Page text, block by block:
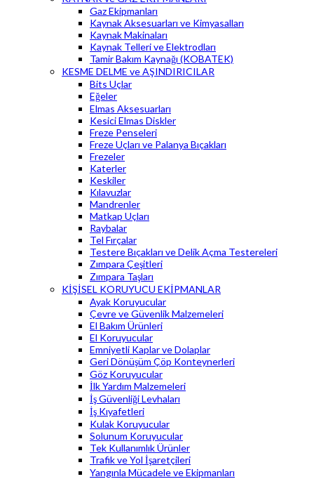
Gaz Ekipmanları
Kaynak Aksesuarları ve Kimyasalları
Kaynak Makinaları
Kaynak Telleri ve Elektrodları
Tamir Bakım Kaynağı (KOBATEK)
KESME DELME ve AŞINDIRICILAR
Bits Uçlar
Eğeler
Elmas Aksesuarları
Kesici Elmas Diskler
Freze Penseleri
Freze Uçları ve Palanya Bıçakları
Frezeler
Katerler
Keskiler
Kılavuzlar
Mandrenler
Matkap Uçları
Raybalar
Tel Fırçalar
Testere Bıçakları ve Delik Açma Testereleri
Zımpara Çeşitleri
Zımpara Taşları
KİŞİSEL KORUYUCU EKİPMANLAR
Ayak Koruyucular
Çevre ve Güvenlik Malzemeleri
El Bakım Ürünleri
El Koruyucular
Emniyetli Kaplar ve Dolaplar
Geri Dönüşüm Çöp Konteynerleri
Göz Koruyucular
İlk Yardım Malzemeleri
İş Güvenliği Levhaları
İş Kıyafetleri
Kulak Koruyucular
Solunum Koruyucular
Tek Kullanımlık Ürünler
Trafik ve Yol İşaretçileri
Yangınla Mücadele ve Ekipmanları